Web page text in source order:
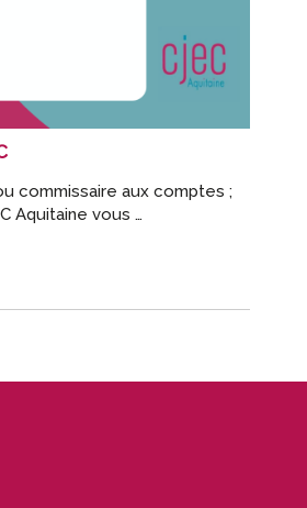
commissaire aux comptes ;
Aquitaine vous …